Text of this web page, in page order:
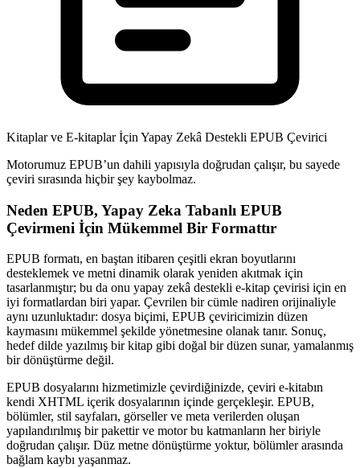
Kitaplar ve E-kitaplar İçin Yapay Zekâ Destekli EPUB Çevirici
Motorumuz EPUB’un dahili yapısıyla doğrudan çalışır, bu sayede
çeviri sırasında hiçbir şey kaybolmaz.
Neden EPUB, Yapay Zeka Tabanlı EPUB
Çevirmeni İçin Mükemmel Bir Formattır
EPUB formatı, en baştan itibaren çeşitli ekran boyutlarını
desteklemek ve metni dinamik olarak yeniden akıtmak için
tasarlanmıştır; bu da onu yapay zekâ destekli e-kitap çevirisi için en
iyi formatlardan biri yapar. Çevrilen bir cümle nadiren orijinaliyle
aynı uzunluktadır: dosya biçimi, EPUB çeviricimizin düzen
kaymasını mükemmel şekilde yönetmesine olanak tanır. Sonuç,
hedef dilde yazılmış bir kitap gibi doğal bir düzen sunar, yamalanmış
bir dönüştürme değil.
EPUB dosyalarını hizmetimizle çevirdiğinizde, çeviri e-kitabın
kendi XHTML içerik dosyalarının içinde gerçekleşir. EPUB,
bölümler, stil sayfaları, görseller ve meta verilerden oluşan
yapılandırılmış bir pakettir ve motor bu katmanların her biriyle
doğrudan çalışır. Düz metne dönüştürme yoktur, bölümler arasında
bağlam kaybı yaşanmaz.